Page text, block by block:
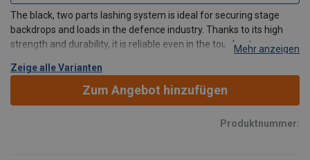
The black, two parts lashing system is ideal for securing stage
backdrops and loads in the defence industry. Thanks to its high
strength and durability, it is reliable even in the toughest
securing. The product is designed for profes
Mehr anzeigen
Zeige alle Varianten
Zum Angebot hinzufügen
Produktnummer: